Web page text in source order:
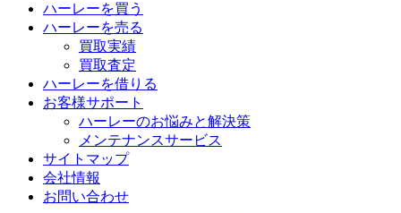
ハーレーを買う
ハーレーを売る
買取実績
買取査定
ハーレーを借りる
お客様サポート
ハーレーのお悩みと解決策
メンテナンスサービス
サイトマップ
会社情報
お問い合わせ